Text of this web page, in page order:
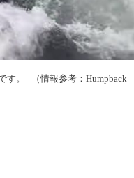
す。 （情報参考：Humpback